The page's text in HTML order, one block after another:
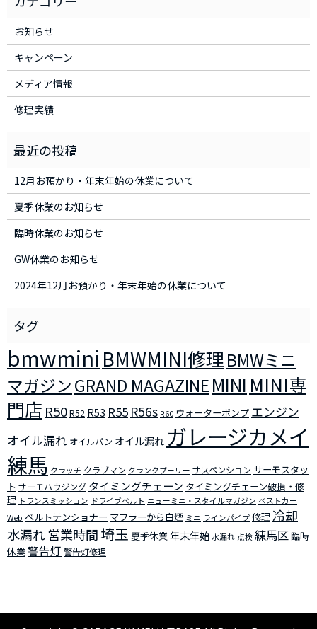
お知らせ
キャンペーン
メディア情報
修理実績
12月お預かり・年末年始の休業について
夏季休業のお知らせ
臨時休業のお知らせ
GW休業のお知らせ
2024年12月お預かり・年末年始の休業について
bmwmini BMWMINI修理BMWミニ
マガジンGRAND MAGAZINEMINI MINI専
門店 R50R52 R53 R55 R56s R60 ウォーターポンプ エンジン
オイル漏れ オイルパン オイル漏れ ガレージカメイ
練馬 クラッチ クラブマン クランクプーリー サスペンション サーモスタッ
ト サーモハウジング タイミングチェーン タイミングチェーン破損・修
理 トランスミッション ドライブベルト ニューミニ・スタイルマガジン ベストカー
Web ベルトテンショナー マフラーから白煙 ミニ ラインパイプ 修理 冷却
水漏れ営業時間埼玉 夏季休業年末年始 水漏れ 点検 練馬区臨時
休業警告灯 警告灯修理